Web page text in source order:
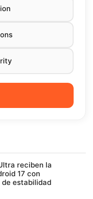
reciben la
17 con
estabilidad